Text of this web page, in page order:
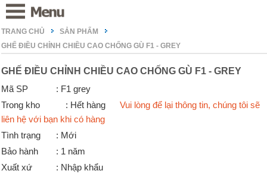
TRANG CHỦ
SẢN PHẨM
GHẾ ĐIỀU CHỈNH CHIỀU CAO CHỐNG GÙ F1 - GREY
GHẾ ĐIỀU CHỈNH CHIỀU CAO CHỐNG GÙ F1 - GREY
Mã SP
: F1 grey
Trong kho
: Hết hàng
Vui lòng để lại thông tin, chúng tôi sẽ
liên hệ với bạn khi có hàng
Tình trạng
: Mới
Bảo hành
: 1 năm
Xuất xứ
: Nhập khẩu